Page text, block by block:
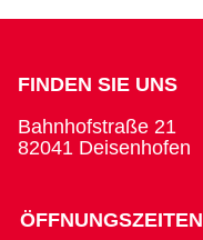
FINDEN SIE UNS
Bahnhofstraße 21
82041 Deisenhofen
ÖFFNUNGSZEITEN